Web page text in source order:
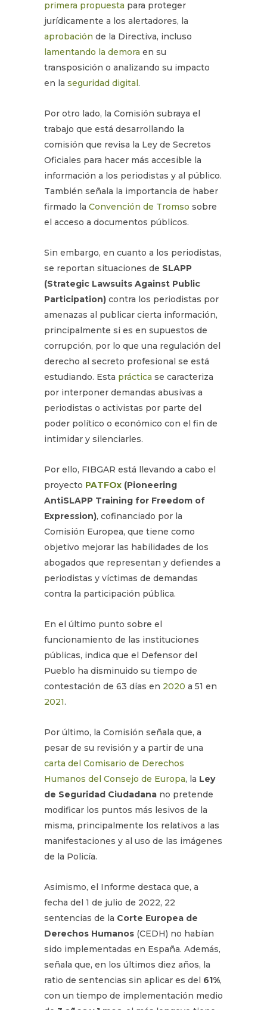
primera propuesta para proteger
jurídicamente a los alertadores, la
aprobación de la Directiva, incluso
lamentando la demora en su
transposición o analizando su impacto
en la seguridad digital.
Por otro lado, la Comisión subraya el
trabajo que está desarrollando la
comisión que revisa la Ley de Secretos
Oficiales para hacer más accesible la
información a los periodistas y al público.
También señala la importancia de haber
firmado la Convención de Tromso sobre
el acceso a documentos públicos.
Sin embargo, en cuanto a los periodistas,
se reportan situaciones de SLAPP
(Strategic Lawsuits Against Public
Participation) contra los periodistas por
amenazas al publicar cierta información,
principalmente si es en supuestos de
corrupción, por lo que una regulación del
derecho al secreto profesional se está
estudiando. Esta práctica se caracteriza
por interponer demandas abusivas a
periodistas o activistas por parte del
poder político o económico con el fin de
intimidar y silenciarles.
Por ello, FIBGAR está llevando a cabo el
proyecto PATFOx (Pioneering
AntiSLAPP Training for Freedom of
Expression), cofinanciado por la
Comisión Europea, que tiene como
objetivo mejorar las habilidades de los
abogados que representan y defiendes a
periodistas y víctimas de demandas
contra la participación pública.
En el último punto sobre el
funcionamiento de las instituciones
públicas, indica que el Defensor del
Pueblo ha disminuido su tiempo de
contestación de 63 días en 2020 a 51 en
2021.
Por último, la Comisión señala que, a
pesar de su revisión y a partir de una
carta del Comisario de Derechos
Humanos del Consejo de Europa, la Ley
de Seguridad Ciudadana no pretende
modificar los puntos más lesivos de la
misma, principalmente los relativos a las
manifestaciones y al uso de las imágenes
de la Policía.
Asimismo, el Informe destaca que, a
fecha del 1 de julio de 2022, 22
sentencias de la Corte Europea de
Derechos Humanos (CEDH) no habían
sido implementadas en España. Además,
señala que, en los últimos diez años, la
ratio de sentencias sin aplicar es del 61%,
con un tiempo de implementación medio